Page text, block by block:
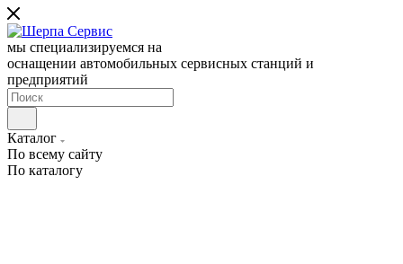
мы специализируемся на
оснащении автомобильных сервисных станций и
предприятий
Каталог
По всему сайту
По каталогу